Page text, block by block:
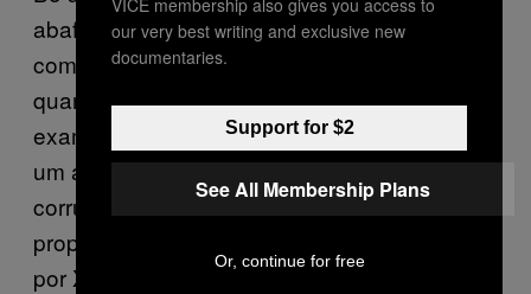
abafar a investigação, depois de uma briga
com o Chefe de Polícia de Chongqing;
quando as autoridades começaram a
examinar os negócios de Bo, Xu se tornou
um alvo. Bo foi declarado culpado por
corrupção, incluindo o recebimento de
propinas de cerca de US$ 3,5 milhões pagas
por Xu. Bo e sua mulher hoje cumprem
our very best writing and exclusive new
documentaries.
Support for $2
See All Membership Plans
Or, continue for free